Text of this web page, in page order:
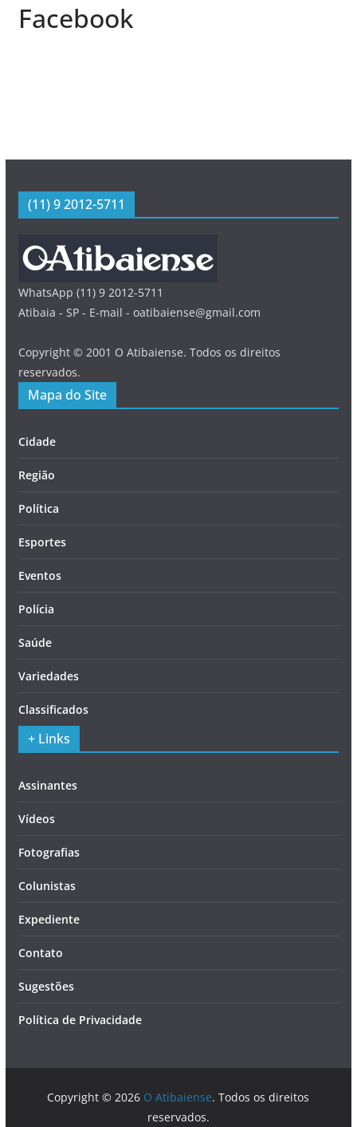
Facebook
(11) 9 2012-5711
WhatsApp (11) 9 2012-5711
Atibaia - SP - E-mail - oatibaiense@gmail.com
Copyright © 2001 O Atibaiense. Todos os direitos
reservados.
Mapa do Site
Cidade
Região
Política
Esportes
Eventos
Polícia
Saúde
Variedades
Classificados
+ Links
Assinantes
Vídeos
Fotografias
Colunistas
Expediente
Contato
Sugestões
Política de Privacidade
Copyright © 2026 O Atibaiense. Todos os direitos
reservados.